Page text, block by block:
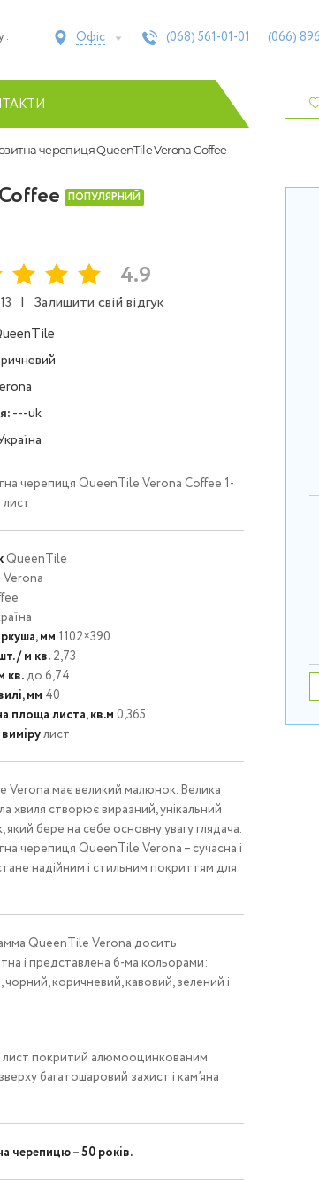
Офіс (068) 561-01-01 (066)
черепиця QueenTile Verona Coffee
ПОПУЛЯРНИЙ
4.9
| Залишити свій відгук
---uk
черепиця QueenTile Verona Coffee 1-
QueenTile
Verona
мм 1102×390
/ м кв.2,73
кв.до 6,74
мм 40
площа листа, кв.м0,365
лист
Verona має великий малюнок. Велика
хвиля створює виразний, унікальний
який бере на себе основну увагу глядача.
черепиця QueenTile Verona – сучасна і
надійним і стильним покриттям для
QueenTile Verona досить
і представлена ​​6-ма кольорами:
чорний, коричневий, кавовий, зелений і
лист покритий алюмооцинкованим
багатошаровий захист і кам’яна
черепицю – 50 років.